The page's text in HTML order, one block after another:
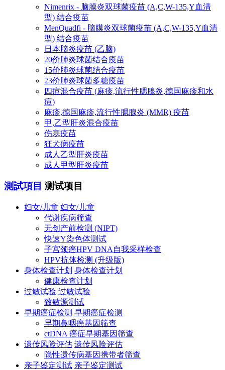
Nimenrix - 脑膜炎双球菌疫苗 (A,C,W-135,Y血清
型) 结合疫苗
MenQuadfi - 脑膜炎双球菌疫苗 (A,C,W-135,Y血清
型) 结合疫苗
日本脑炎疫苗 (乙脑)
20价肺炎球菌结合疫苗
15价肺炎球菌结合疫苗
23价肺炎球菌多糖疫苗
四痘混合疫苗 (麻疹,流行性腮腺炎,德国麻疹和水
痘)
麻疹,德国麻疹,流行性腮腺炎 (MMR) 疫苗
甲,乙型肝炎混合疫苗
伤寒疫苗
狂犬病疫苗
成人乙型肝炎疫苗
成人甲型肝炎疫苗
測試項目 测试项目
妇女/儿童 妇女/儿童
代谢疾病筛查
无创产前检测 (NIPT)
快速Y染色体测试
子宫颈癌HPV DNA自我采样检查
HPV抗体检测 (升级版)
身体检查计划 身体检查计划
健康检查计划
过敏试验 过敏试验
致敏源测试
早期癌症检测 早期癌症检测
早期鼻咽癌基因筛查
ctDNA 癌症早期基因筛查
遗传风险评估 遗传风险评估
隐性遗传病基因携带者筛查
亲子鉴定测试 亲子鉴定测试